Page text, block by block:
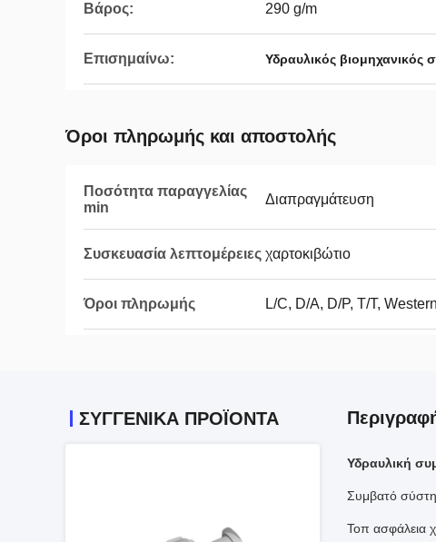
Βάρος: 290 g/m
Επισημαίνω: Υδραυλικός βιομηχανικός
Όροι πληρωμής και αποστολής
Ποσότητα παραγγελίας
min
Διαπραγμάτευση
Συσκευασία λεπτομέρειες χαρτοκιβώτιο
Όροι πληρωμής L/C, D/A, D/P, T/T,
ΣΥΓΓΕΝΙΚΆ ΠΡΟΪΌΝΤΑ
Υδραυλική
Συμβατό
Τοπ ασφάλεια